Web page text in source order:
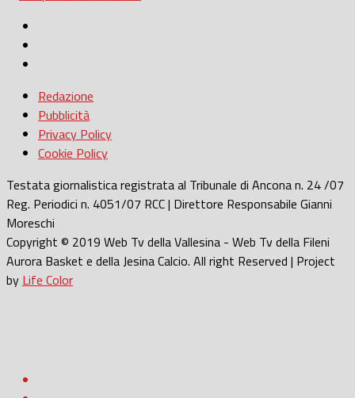
Redazione
Pubblicità
Privacy Policy
Cookie Policy
Testata giornalistica registrata al Tribunale di Ancona n. 24 /07
Reg. Periodici n. 4051/07 RCC | Direttore Responsabile Gianni
Moreschi
Copyright © 2019 Web Tv della Vallesina - Web Tv della Fileni
Aurora Basket e della Jesina Calcio. All right Reserved | Project
by Life Color